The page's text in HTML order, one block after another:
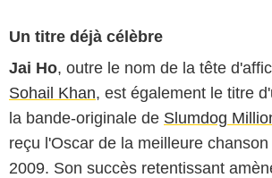
Un titre déjà célèbre
Jai Ho, outre le nom de la tête
Sohail Khan, est également le titre
la bande-originale de Slumdog
reçu l'Oscar de la meilleure
2009. Son succès retentissant